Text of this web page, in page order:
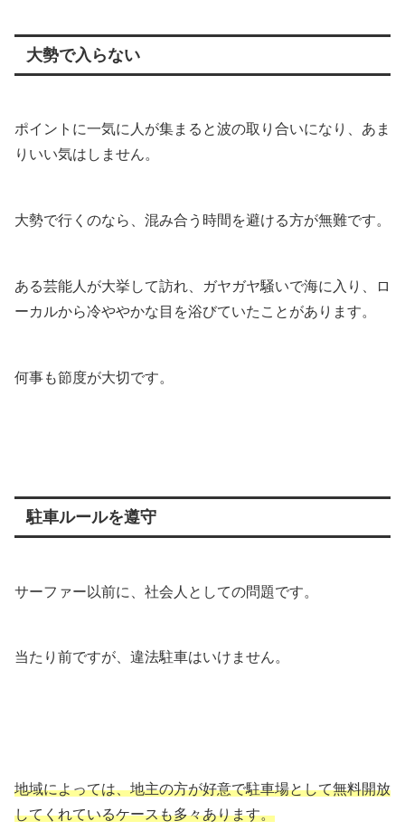
大勢で入らない
ポイントに一気に人が集まると波の取り合いになり、あま
りいい気はしません。
大勢で行くのなら、混み合う時間を避ける方が無難です。
ある芸能人が大挙して訪れ、ガヤガヤ騒いで海に入り、ロ
ーカルから冷ややかな目を浴びていたことがあります。
何事も節度が大切です。
駐車ルールを遵守
サーファー以前に、社会人としての問題です。
当たり前ですが、違法駐車はいけません。
地域によっては、地主の方が好意で駐車場として無料開放
してくれているケースも多々あります。